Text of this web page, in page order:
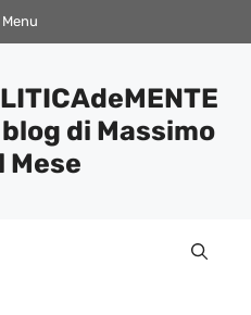
Menu
di Massimo
Mese